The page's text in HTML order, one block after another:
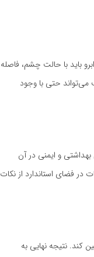
باید با حالت چشم، فاصله
می‌تواند حتی با وجود
و ایمنی در آن
در فضای استاندارد از نکات
کند. نتیجه نهایی به